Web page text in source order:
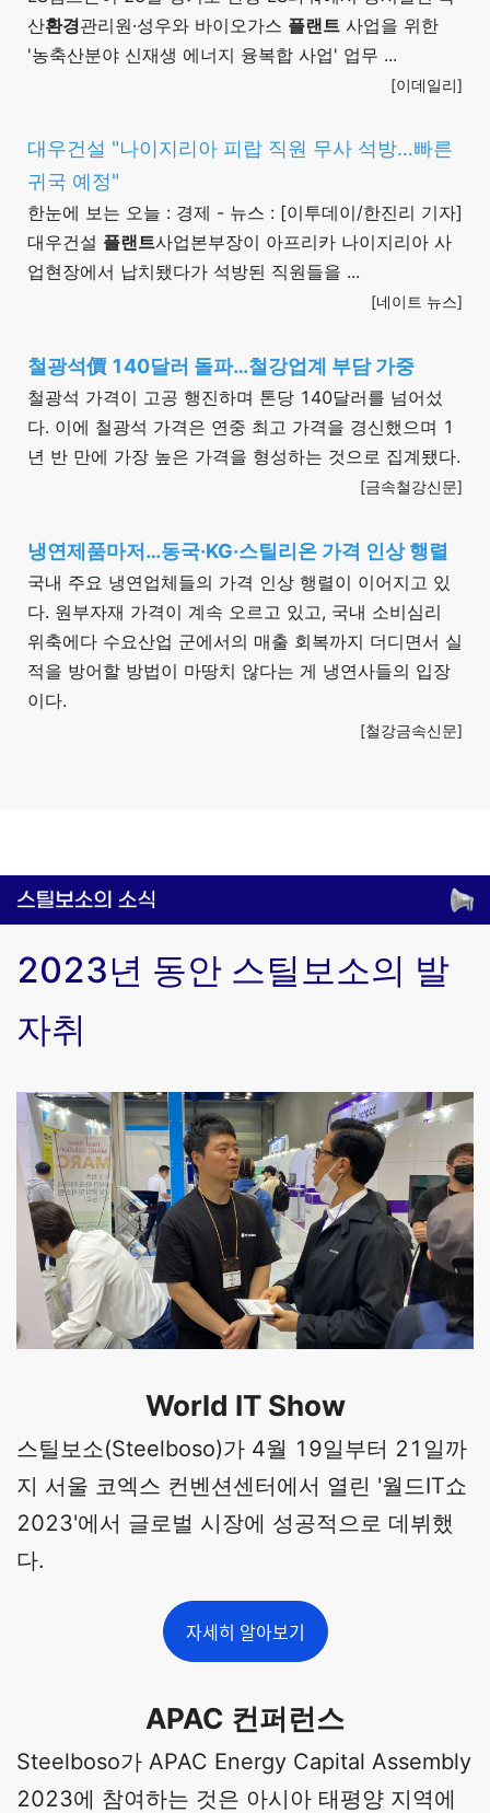
산환경관리원·성우와 바이오가스 플랜트 사업을 위한
'농축산분야 신재생 에너지 융복합 사업' 업무 ...
[이데일리]
대우건설 "나이지리아 피랍 직원 무사 석방…빠른
귀국 예정"
한눈에 보는 오늘 : 경제 - 뉴스 : [이투데이/한진리 기자]
대우건설 플랜트사업본부장이 아프리카 나이지리아 사
업현장에서 납치됐다가 석방된 직원들을 ...
[네이트 뉴스]
철광석價 140달러 돌파…철강업계 부담 가중
철광석 가격이 고공 행진하며 톤당 140달러를 넘어섰
다. 이에 철광석 가격은 연중 최고 가격을 경신했으며 1
년 반 만에 가장 높은 가격을 형성하는 것으로 집계됐다.
[금속철강신문]
냉연제품마저…동국·KG·스틸리온 가격 인상 행렬
국내 주요 냉연업체들의 가격 인상 행렬이 이어지고 있
다. 원부자재 가격이 계속 오르고 있고, 국내 소비심리
위축에다 수요산업 군에서의 매출 회복까지 더디면서 실
적을 방어할 방법이 마땅치 않다는 게 냉연사들의 입장
이다.
[철강금속신문]
2023년 동안 스틸보소의 발
자취
World IT Show
스틸보소(Steelboso)가 4월 19일부터 21일까
지 서울 코엑스 컨벤션센터에서 열린 '월드IT쇼
2023'에서 글로벌 시장에 성공적으로 데뷔했
다.
자세히 알아보기
APAC 컨퍼런스
Steelboso가 APAC Energy Capital Assembly
2023에 참여하는 것은 아시아 태평양 지역에